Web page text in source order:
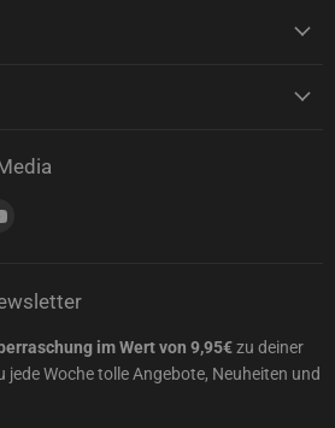
Instagram
uns auf RSS
Sie uns auf X
im Wert von 9,95€zu deiner
Woche tolle Angebote, Neuheiten und